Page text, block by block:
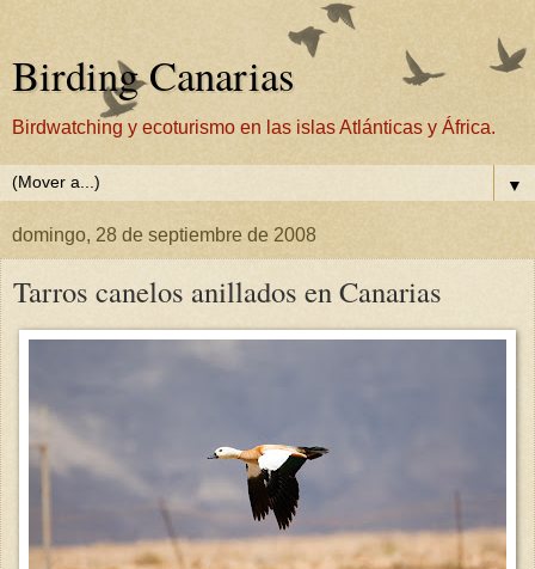
Birding Canarias
Birdwatching y ecoturismo en las islas Atlánticas y África.
▼
domingo, 28 de septiembre de 2008
Tarros canelos anillados en Canarias